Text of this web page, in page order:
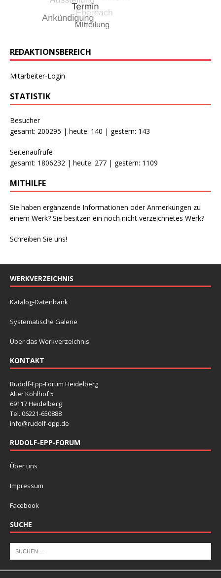
REDAKTIONSBEREICH
Mitarbeiter-Login
STATISTIK
Besucher
gesamt: 200295 | heute: 140 | gestern: 143
Seitenaufrufe
gesamt: 1806232 | heute: 277 | gestern: 1109
MITHILFE
Sie haben ergänzende Informationen oder Anmerkungen zu
einem Werk? Sie besitzen ein noch nicht verzeichnetes Werk?
Schreiben Sie uns!
WERKVERZEICHNIS
Katalog-Datenbank
Systematische Galerie
Über das Werkverzeichnis
KONTAKT
Rudolf-Epp-Forum Heidelberg
Alter Kohlhof 5
69117 Heidelberg
Tel. 06221-650888
info@rudolf-epp.de
RUDOLF-EPP-FORUM
Über uns
Impressum
Facebook
SUCHE